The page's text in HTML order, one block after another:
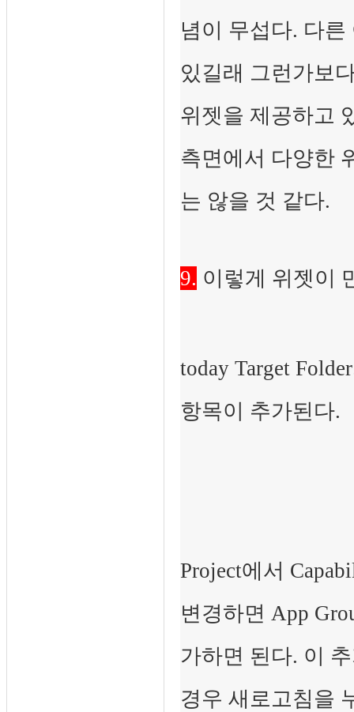
념이 무섭다. 다
있길래 그런가보
위젯을 제공하고
측면에서 다양한
는 않을 것 같다.
9. 이렇게 위젯이
today Target Folder
항목이 추가된다.
Project에서
변경하면 App
가하면 된다. 이
경우 새로고침을